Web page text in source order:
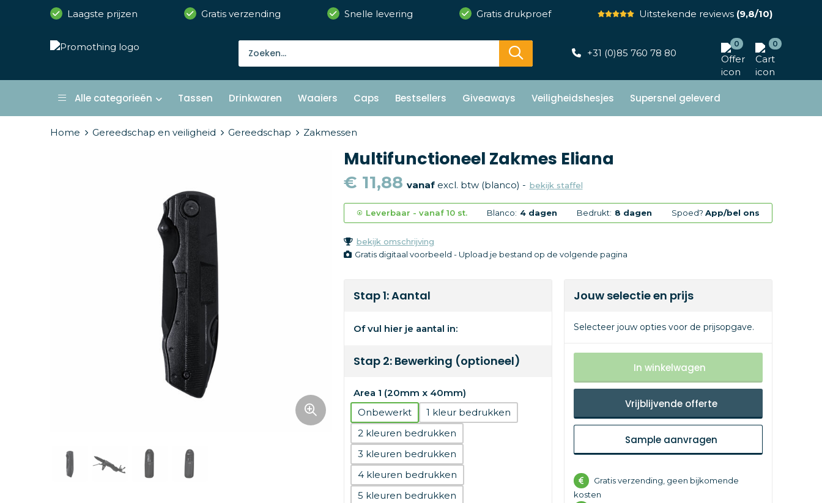
Laagste prijzen Gratis verzending Snelle levering Gratis drukproef Uitstekende reviews(9,8/10)
+31 (0)85 760 78 80
0 0
Alle categorieën Tassen Drinkwaren Waaiers Caps Bestsellers Giveaways Veiligheidshesjes Supersnel geleverd
Home Gereedschap en veiligheid Gereedschap Zakmessen
Multifunctioneel Zakmes Eliana
€ 11,88 vanafexcl. btw (blanco) - bekijk staffel
Leverbaar - vanaf 10 st. Blanco: 4 dagen Bedrukt: 8 dagen Spoed? App/bel ons
bekijk omschrijving
Gratis digitaal voorbeeld - Upload je bestand op de volgende pagina
Stap 1: Aantal
Of vul hier je aantal in:
Stap 2: Bewerking (optioneel)
Area 1 (20mm x 40mm)
Onbewerkt
1
2
3
4
5
Jouw selectie en prijs
Selecteer jouw opties voor de prijsopgave.
In winkelwagen
Vrijblijvende offerte
Sample aanvragen
Gratis verzending, geen bijkomende
kosten